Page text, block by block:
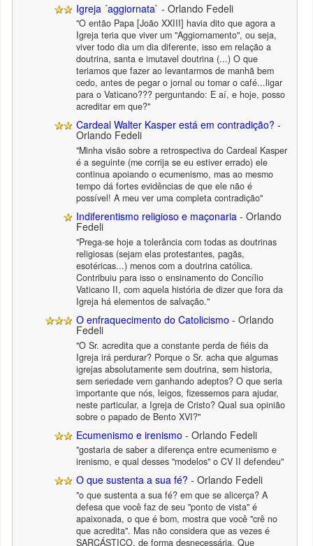
Igreja ´aggiornata` - Orlando Fedeli
"O então Papa [João XXIII] havia dito que agora a
Igreja teria que viver um "Aggiornamento", ou seja,
viver todo dia um dia diferente, isso em relação a
doutrina, santa e imutavel doutrina (...) O que
teriamos que fazer ao levantarmos de manhã bem
cedo, antes de pegar o jornal ou tomar o café...ligar
para o Vaticano??? perguntando: E aí, e hoje, posso
acreditar em que?"
Cardeal Walter Kasper está em contradição? -
Orlando Fedeli
"Minha visão sobre a retrospectiva do Cardeal Kasper
é a seguinte (me corrija se eu estiver errado) ele
continua apoiando o ecumenismo, mas ao mesmo
tempo dá fortes evidências de que ele não é
possível! A meu ver uma completa contradição"
Indiferentismo religioso e maçonaria - Orlando
Fedeli
"Prega-se hoje a tolerância com todas as doutrinas
religiosas (sejam elas protestantes, pagãs,
esotéricas...) menos com a doutrina católica.
Contribuiu para isso o ensinamento do Concílio
Vaticano II, com aquela história de dizer que fora da
Igreja há elementos de salvação."
O enfraquecimento do Catolicismo - Orlando
Fedeli
"O Sr. acredita que a constante perda de fiéis da
Igreja irá perdurar? Porque o Sr. acha que algumas
igrejas absolutamente sem doutrina, sem historia,
sem seriedade vem ganhando adeptos? O que seria
importante que nós, leigos, fizessemos para ajudar,
neste particular, a Igreja de Cristo? Qual sua opinião
sobre o papado de Bento XVI?"
Ecumenismo e irenismo - Orlando Fedeli
"gostaria de saber a diferença entre ecumenismo e
irenismo, e qual desses "modelos" o CV II defendeu"
O que sustenta a sua fé? - Orlando Fedeli
"o que sustenta a sua fé? em que se alicerça? A
defesa que você faz de seu "ponto de vista" é
apaixonada, o que é bom, mostra que você "crê no
que acredita". Mas não considera que as vezes é
SARCÁSTICO, de forma desnecessária. Que